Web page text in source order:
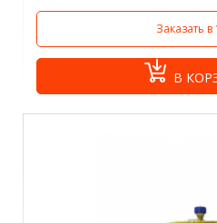
Заказать в
В